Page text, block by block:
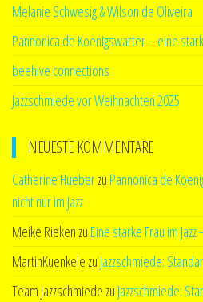
Melanie Schwesig & Wilson de Oliveira
Pannonica de Koenigswarter – eine
beehive connections
Jazzschmiede vor Weihnachten 2025
NEUESTE KOMMENTARE
Catherine Hueberzu Pannonica de
nicht nur im Jazz
Meike Rieken zu Eine starke Frau im
MartinKuenkele zu Jazzschmiede:
Team Jazzschmiede zu Jazzschmiede: